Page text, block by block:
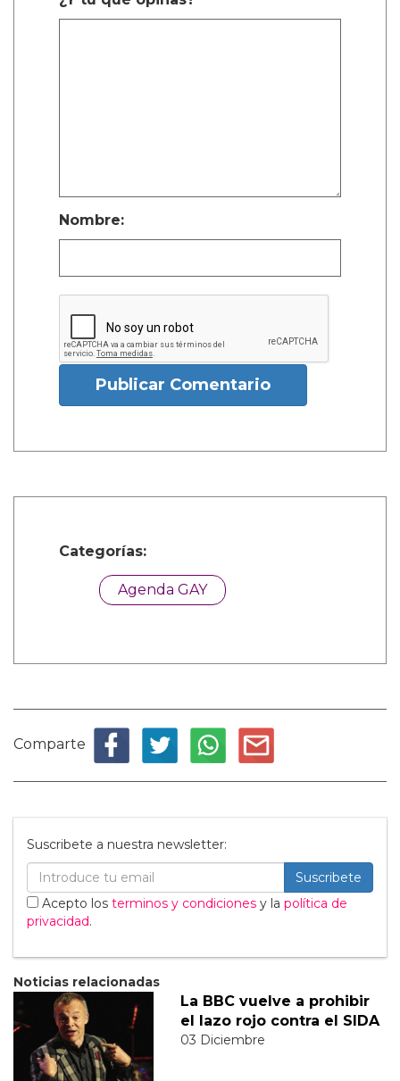
Nombre:
Publicar Comentario
Categorías:
Agenda GAY
Comparte
Suscribete a nuestra newsletter:
Suscribete
Acepto los terminos y condiciones y la política de
privacidad.
Noticias relacionadas
La BBC vuelve a prohibir
el lazo rojo contra el SIDA
03 Diciembre